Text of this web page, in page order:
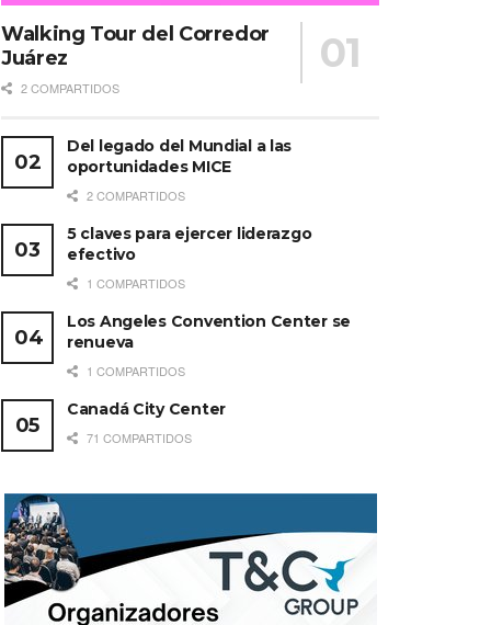
Walking Tour del Corredor
Juárez
2 COMPARTIDOS
Del legado del Mundial a las
oportunidades MICE
2 COMPARTIDOS
5 claves para ejercer liderazgo
efectivo
1 COMPARTIDOS
Los Angeles Convention Center se
renueva
1 COMPARTIDOS
Canadá City Center
71 COMPARTIDOS